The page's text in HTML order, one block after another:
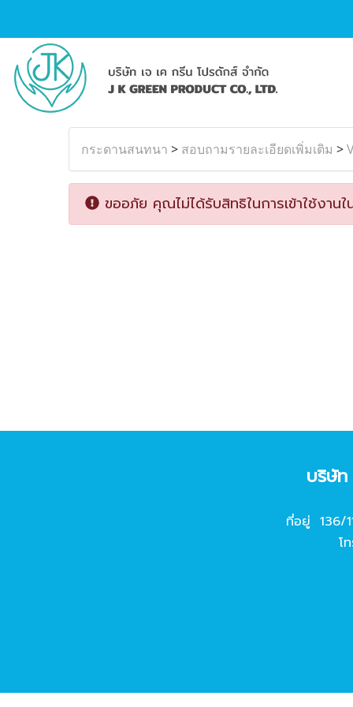
กระดานสนทนา > สอบถามรายละเอียดเพิ่มเติม >
ขออภัย คุณไม่ได้รับสิทธิในการเข้าใช้งาน
บริษัท
ที่อยู่ 136/
โ